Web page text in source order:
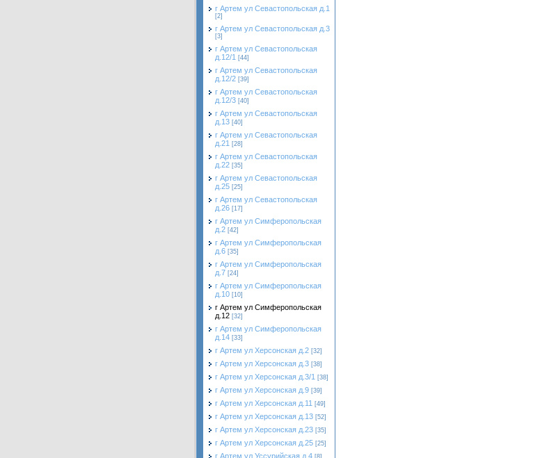
г Артем ул Севастопольская д.1
[2]
г Артем ул Севастопольская д.3
[3]
г Артем ул Севастопольская
д.12/1 [44]
г Артем ул Севастопольская
д.12/2 [39]
г Артем ул Севастопольская
д.12/3 [40]
г Артем ул Севастопольская
д.13 [40]
г Артем ул Севастопольская
д.21 [28]
г Артем ул Севастопольская
д.22 [35]
г Артем ул Севастопольская
д.25 [25]
г Артем ул Севастопольская
д.26 [17]
г Артем ул Симферопольская
д.2 [42]
г Артем ул Симферопольская
д.6 [35]
г Артем ул Симферопольская
д.7 [24]
г Артем ул Симферопольская
д.10 [10]
г Артем ул Симферопольская
д.12 [32]
г Артем ул Симферопольская
д.14 [33]
г Артем ул Херсонская д.2 [32]
г Артем ул Херсонская д.3 [38]
г Артем ул Херсонская д.3/1 [38]
г Артем ул Херсонская д.9 [39]
г Артем ул Херсонская д.11 [49]
г Артем ул Херсонская д.13 [52]
г Артем ул Херсонская д.23 [35]
г Артем ул Херсонская д.25 [25]
г Артем ул Уссурийская д.4 [8]